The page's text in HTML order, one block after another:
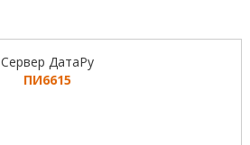
Сервер ДатаРу
ПИ6615